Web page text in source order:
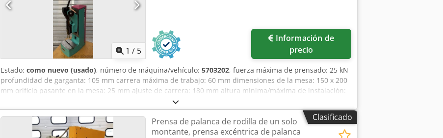
1 / 5
precio
Estado: como nuevo (usado), número de máquina/vehículo: 5703202, fuerza máxima de prensado: 25 kN
profundidad de garganta: 105 mm carrera máxima de trabajo: 60 mm dimensiones de la mesa: 150 x 200
mm orificio pasante en la mesa: 25 mm ajuste de carrera: 180 mm altura mínima/máxima de instalación:
30/210 mm espacio requerido sin/con palanca: 300 x 400 x 640/1100 mm peso: 74 kg Crodpjy Uv Hcsfx Ag
Uof
Clasificado
Prensa de palanca de rodilla de un solo
montante, prensa excéntrica de palanca